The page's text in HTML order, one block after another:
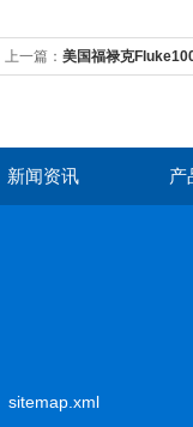
上一篇： 美国福禄克
新闻资讯 产
sitemap.xml